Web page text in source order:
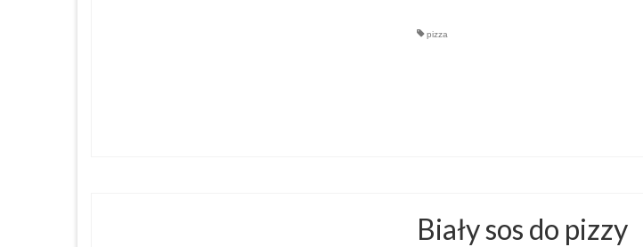
pizza
Biały sos do pizzy